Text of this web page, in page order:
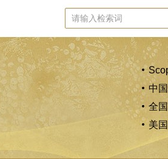
中
全
美